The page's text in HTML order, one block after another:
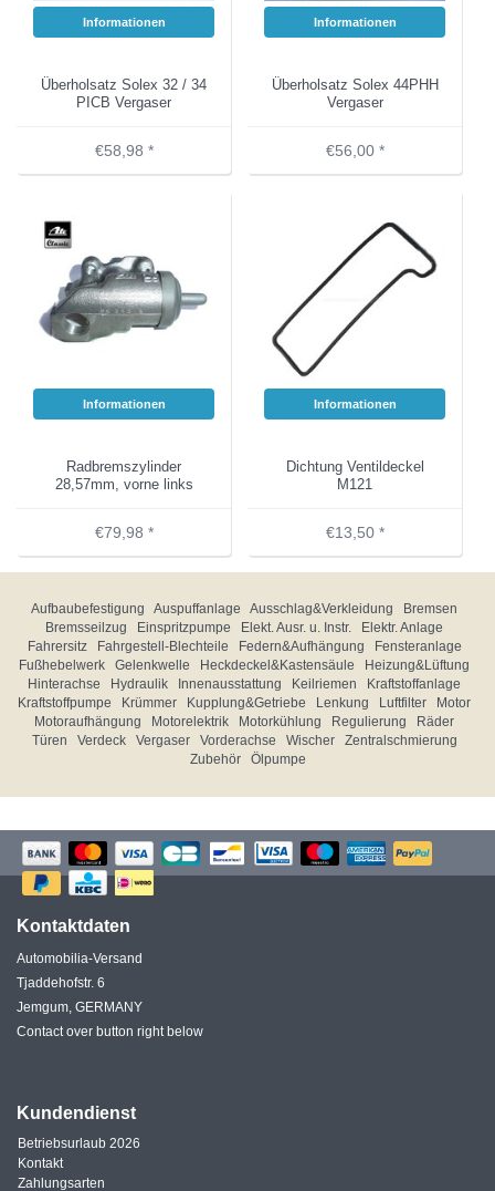
Informationen
Überholsatz Solex 32 / 34
PICB Vergaser
€58,98 *
Informationen
Überholsatz Solex 44PHH
Vergaser
€56,00 *
Informationen
Radbremszylinder
28,57mm, vorne links
€79,98 *
Informationen
Dichtung Ventildeckel
M121
€13,50 *
Aufbaubefestigung Auspuffanlage Ausschlag&Verkleidung
Bremsen
Bremsseilzug
Einspritzpumpe Elekt. Ausr. u. Instr.
Elektr. Anlage
Fahrersitz
Fahrgestell-Blechteile Federn&Aufhängung
Fensteranlage
Fußhebelwerk
Gelenkwelle Heckdeckel&Kastensäule
Heizung&Lüftung
Hinterachse
Hydraulik Innenausstattung Keilriemen
Kraftstoffanlage
Kraftstoffpumpe
Krümmer Kupplung&Getriebe Lenkung Luftfilter
Motor
Motoraufhängung
Motorelektrik Motorkühlung Regulierung
Räder
Türen
Verdeck Vergaser Vorderachse Wischer
Zentralschmierung
Zubehör
Ölpumpe
Kontaktdaten
Automobilia-Versand
Tjaddehofstr. 6
Jemgum, GERMANY
Contact over button right below
Kundendienst
Betriebsurlaub 2026
Kontakt
Zahlungsarten